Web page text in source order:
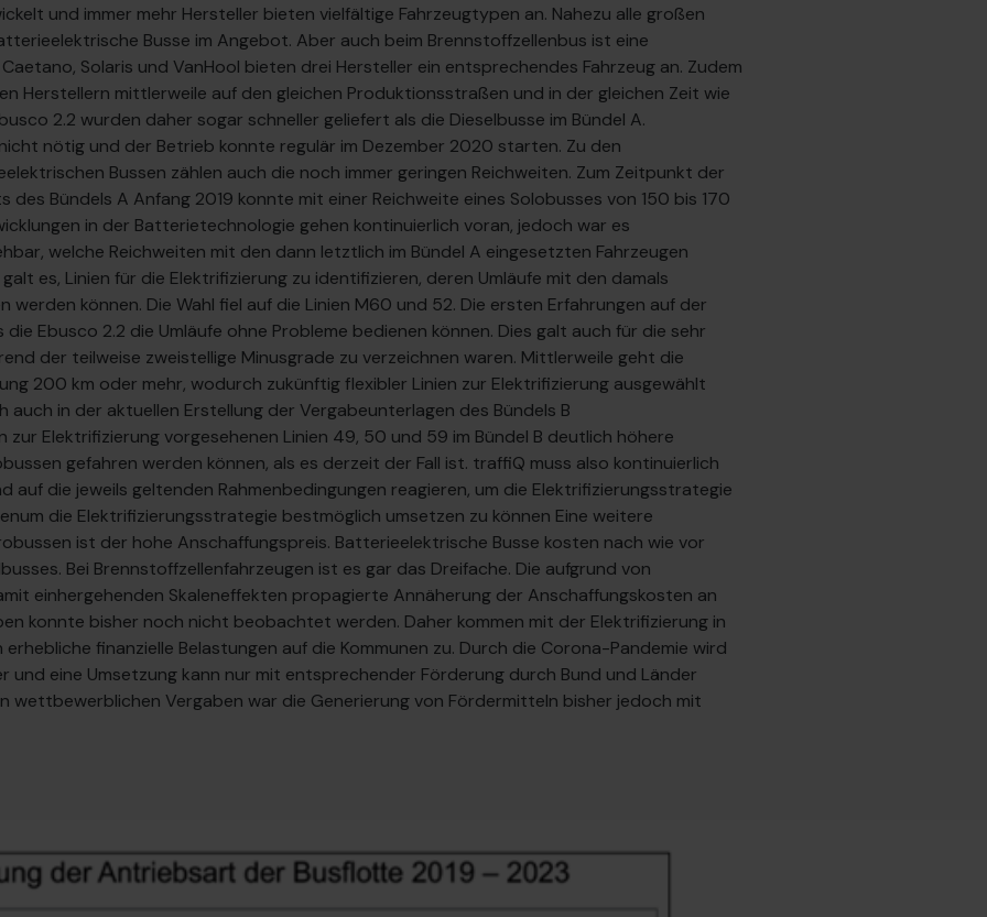
und immer mehr Hersteller bieten vielfältige Fahrzeugtypen an. Nahezu alle großen
Busse im Angebot. Aber auch beim Brennstoffzellenbus ist eine
Solaris und VanHool bieten drei Hersteller ein entsprechendes Fahrzeug an. Zudem
Herstellern mittlerweile auf den gleichen Produktionsstraßen und in der gleichen Zeit wie
2.2 wurden daher sogar schneller geliefert als die Dieselbusse im Bündel A.
nötig und der Betrieb konnte regulär im Dezember 2020 starten. Zu den
Bussen zählen auch die noch immer geringen Reichweiten. Zum Zeitpunkt der
des Bündels A Anfang 2019 konnte mit einer Reichweite eines Solobusses von 150 bis 170
in der Batterietechnologie gehen kontinuierlich voran, jedoch war es
welche Reichweiten mit den dann letztlich im Bündel A eingesetzten Fahrzeugen
es, Linien für die Elektrifizierung zu identifizieren, deren Umläufe mit den damals
werden können. Die Wahl fiel auf die Linien M60 und 52. Die ersten Erfahrungen auf der
Ebusco 2.2 die Umläufe ohne Probleme bedienen können. Dies galt auch für die sehr
der teilweise zweistellige Minusgrade zu verzeichnen waren. Mittlerweile geht die
200 km oder mehr, wodurch zukünftig flexibler Linien zur Elektrifizierung ausgewählt
auch in der aktuellen Erstellung der Vergabeunterlagen des Bündels B
zur Elektrifizierung vorgesehenen Linien 49, 50 und 59 im Bündel B deutlich höhere
gefahren werden können, als es derzeit der Fall ist. traffiQ muss also kontinuierlich
auf die jeweils geltenden Rahmenbedingungen reagieren, um die Elektrifizierungsstrategie
die Elektrifizierungsstrategie bestmöglich umsetzen zu können Eine weitere
ist der hohe Anschaffungspreis. Batterieelektrische Busse kosten nach wie vor
Bei Brennstoffzellenfahrzeugen ist es gar das Dreifache. Die aufgrund von
einhergehenden Skaleneffekten propagierte Annäherung der Anschaffungskosten an
konnte bisher noch nicht beobachtet werden. Daher kommen mit der Elektrifizierung in
finanzielle Belastungen auf die Kommunen zu. Durch die Corona-Pandemie wird
und eine Umsetzung kann nur mit entsprechender Förderung durch Bund und Länder
wettbewerblichen Vergaben war die Generierung von Fördermitteln bisher jedoch mit